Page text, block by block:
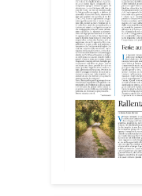
spazi
ambienti
dignità»,
Tra i
impegnati
casa di